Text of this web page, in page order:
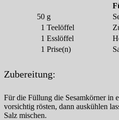
50 g
1 Teelöffel
1 Esslöffel
1 Prise(n)
Zubereitung:
Für die Füllung die Sesamkörner in
vorsichtig rösten, dann auskühlen
Salz mischen.